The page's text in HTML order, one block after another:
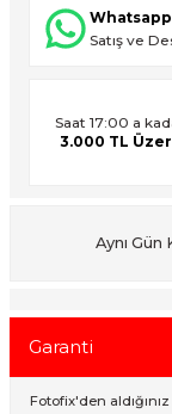
Işık Setleri
Setleri
Whatsapp
Satış ve
Saat 17:00 a
3.000 TL
Aynı Gün
Garanti
Fotofix'den